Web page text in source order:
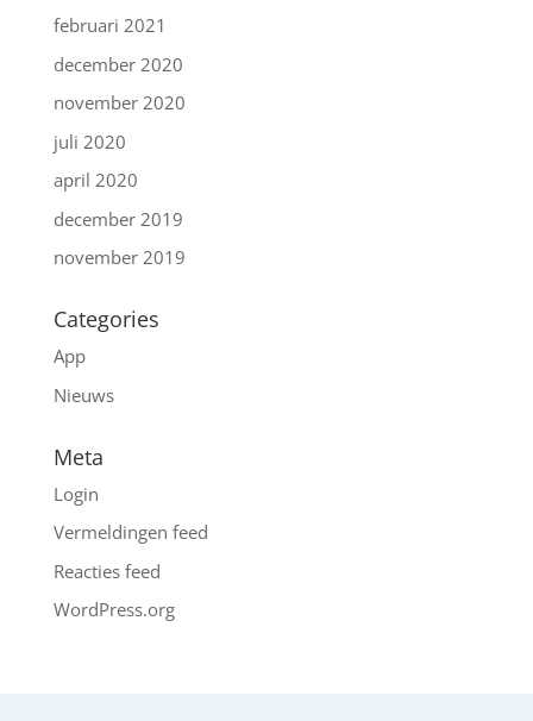
februari 2021
december 2020
november 2020
juli 2020
april 2020
december 2019
november 2019
Categories
App
Nieuws
Meta
Login
Vermeldingen feed
Reacties feed
WordPress.org